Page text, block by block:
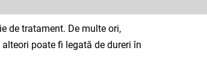
de tratament. De multe ori,
poate fi legată de dureri în